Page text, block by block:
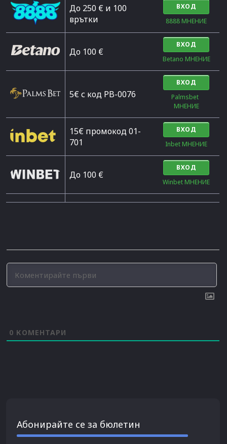
До 250 € и 100
врътки
ВХОД
8888 МНЕНИЕ
Дo 100 €
ВХОД
Betano МНЕНИЕ
5€ с код PB-0076
ВХОД
Palmsbet
МНЕНИЕ
15€ промокод 01-
701
ВХОД
Inbet МНЕНИЕ
До 100 €
ВХОД
Winbet МНЕНИЕ
0 КОМЕНТАРИ
Абонирайте се за бюлетин